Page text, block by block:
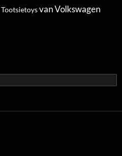
TootsietoysvanVolkswagen